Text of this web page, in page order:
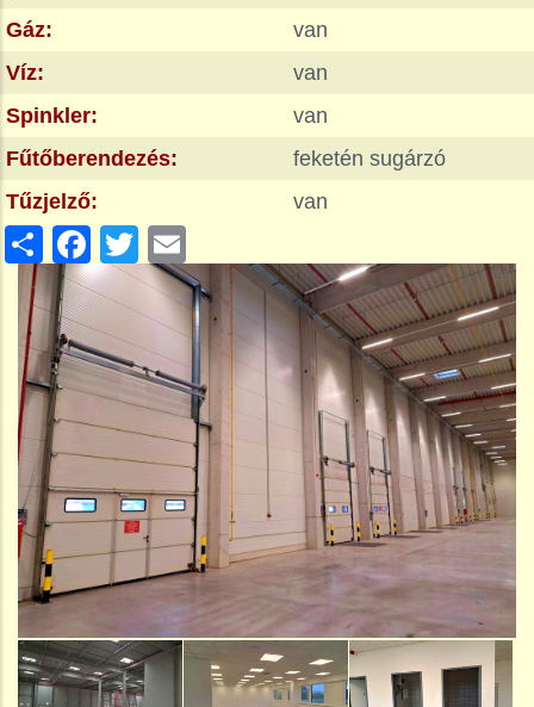
Gáz:
van
Víz:
van
Spinkler:
van
Fűtőberendezés:
feketén sugárzó
Tűzjelző:
van
ShareFacebook
Twitter